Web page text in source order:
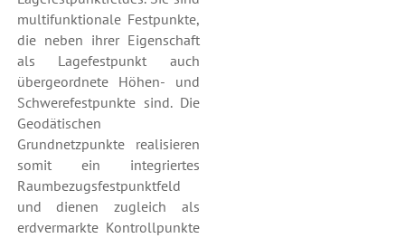
multifunktionale Festpunkte,
die neben ihrer Eigenschaft
als Lagefestpunkt auch
übergeordnete Höhen- und
Schwerefestpunkte sind. Die
Geodätischen
Grundnetzpunkte realisieren
somit ein integriertes
Raumbezugsfestpunktfeld
und dienen zugleich als
erdvermarkte Kontrollpunkte